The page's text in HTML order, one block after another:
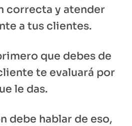
correcta y atender
a tus clientes.
que debes de
te evaluará por
le das.
debe hablar de eso,